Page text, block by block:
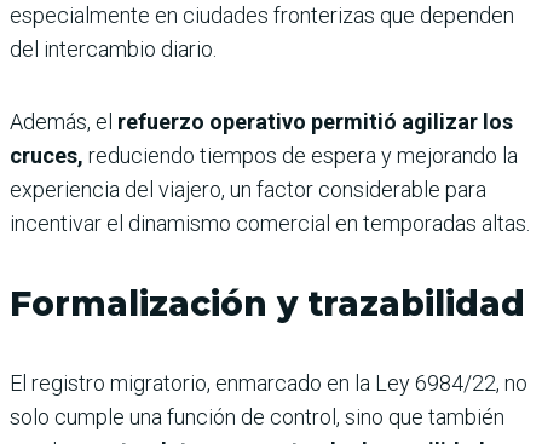
especialmente en ciudades fronterizas que dependen
del intercambio diario.
Además, el refuerzo operativo permitió agilizar los
cruces, reduciendo tiempos de espera y mejorando la
experiencia del viajero, un factor considerable para
incentivar el dinamismo comercial en temporadas altas.
Formalización y trazabilidad
El registro migratorio, enmarcado en la Ley 6984/22, no
solo cumple una función de control, sino que también